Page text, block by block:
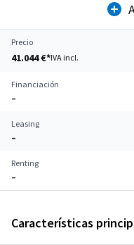
Precio
41.044 €*IVA incl.
Financiación
–
Leasing
–
Renting
–
Características